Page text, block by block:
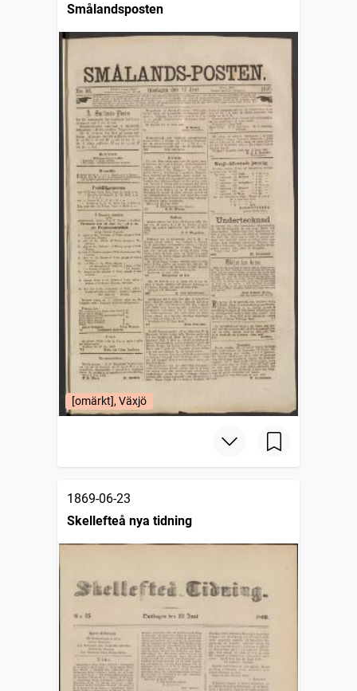
Smålandsposten
[omärkt], Växjö
1869-06-23
Skellefteå nya tidning